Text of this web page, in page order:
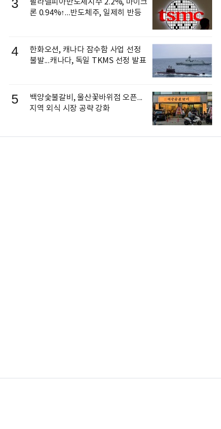
3
필라델피아반도체지수 2.2%, 마이크
론 0.94%↑...반도체주, 일제히 반등
4
한화오션, 캐나다 잠수함 사업 선정
불발...캐나다, 독일 TKMS 선정 발표
5
백양숯불갈비, 울산꽃바위점 오픈...
지역 외식 시장 공략 강화